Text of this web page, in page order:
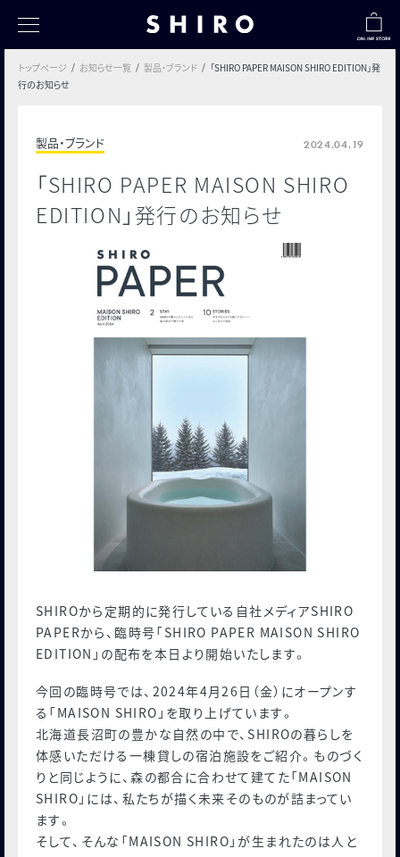
トップページ
シロのものづくり
社会とのつながり
シロの採用情報
シロについて
フクナガノート
お客様よりいただいたお声と弊社の対応
お問い合わせ
ONLINE STORE
みんなの工場
MAISON SHIRO
MORISHIRO
シロ財団
トップページ お知らせ一覧 製品・ブランド
「SHIRO PAPER MAISON SHIRO EDITION」発
行のお知らせ
製品・ブランド 2024.04.19
「SHIRO PAPER MAISON SHIRO
EDITION」発行のお知らせ
SHIROから定期的に発行している自社メディアSHIRO
PAPERから、臨時号「SHIRO PAPER MAISON SHIRO
EDITION」の配布を本日より開始いたします。
今回の臨時号では、2024年4月26日（金）にオープンす
る「MAISON SHIRO」を取り上げています。
北海道長沼町の豊かな自然の中で、SHIROの暮らしを
体感いただける一棟貸しの宿泊施設をご紹介。ものづく
りと同じように、森の都合に合わせて建てた「MAISON
SHIRO」には、私たちが描く未来そのものが詰まってい
ます。
そして、そんな「MAISON SHIRO」が生まれたのは人と